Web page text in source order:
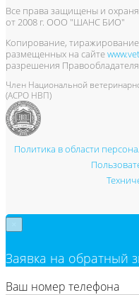
Все права защищены и
от 2008 г. ООО "ШАНС БИО"
Копирование,
размещенных на сайте
разрешения Правообладателя
Член Национальной
(АСРО НВП)
Политика в области
Заявка на обратный
Ваш номер телефона